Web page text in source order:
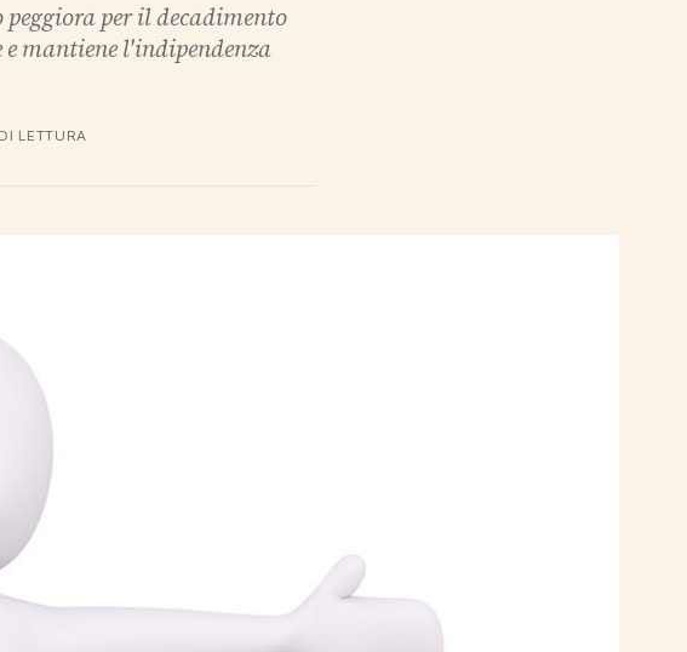
per il decadimento
mantiene l'indipendenza
LETTURA